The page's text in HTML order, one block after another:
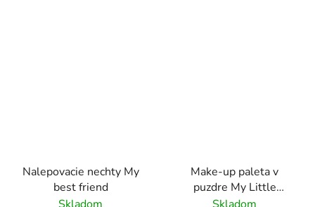
Nalepovacie nechty My
best friend
Make-up paleta v
puzdre My Little
Unicorn